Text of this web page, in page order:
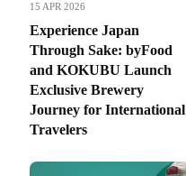
15 APR 2026
Experience Japan
Through Sake: byFood
and KOKUBU Launch
Exclusive Brewery
Journey for International
Travelers